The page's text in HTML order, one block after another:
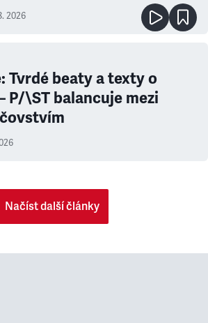
2026
Tvrdé beaty a texty o
P/\ST balancuje mezi
Načíst další články